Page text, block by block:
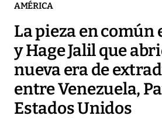
AMÉRICA
La pieza en común
y Hage Jalil que
nueva era de
entre Venezuela,
Estados Unidos